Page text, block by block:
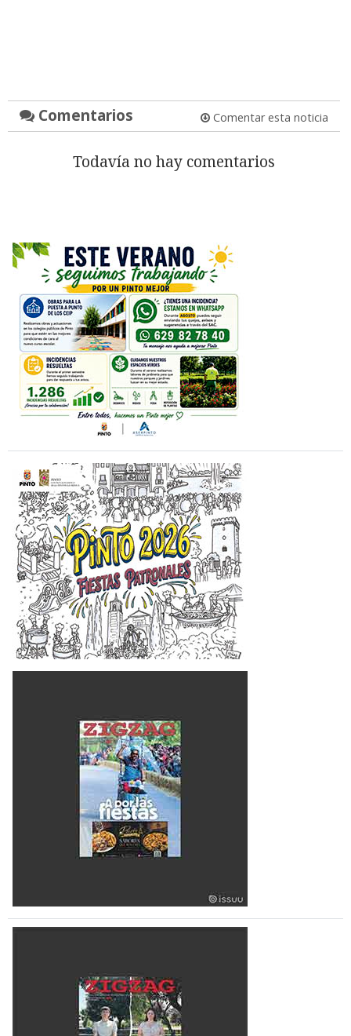
Comentarios Comentar esta noticia
Todavía no hay comentarios